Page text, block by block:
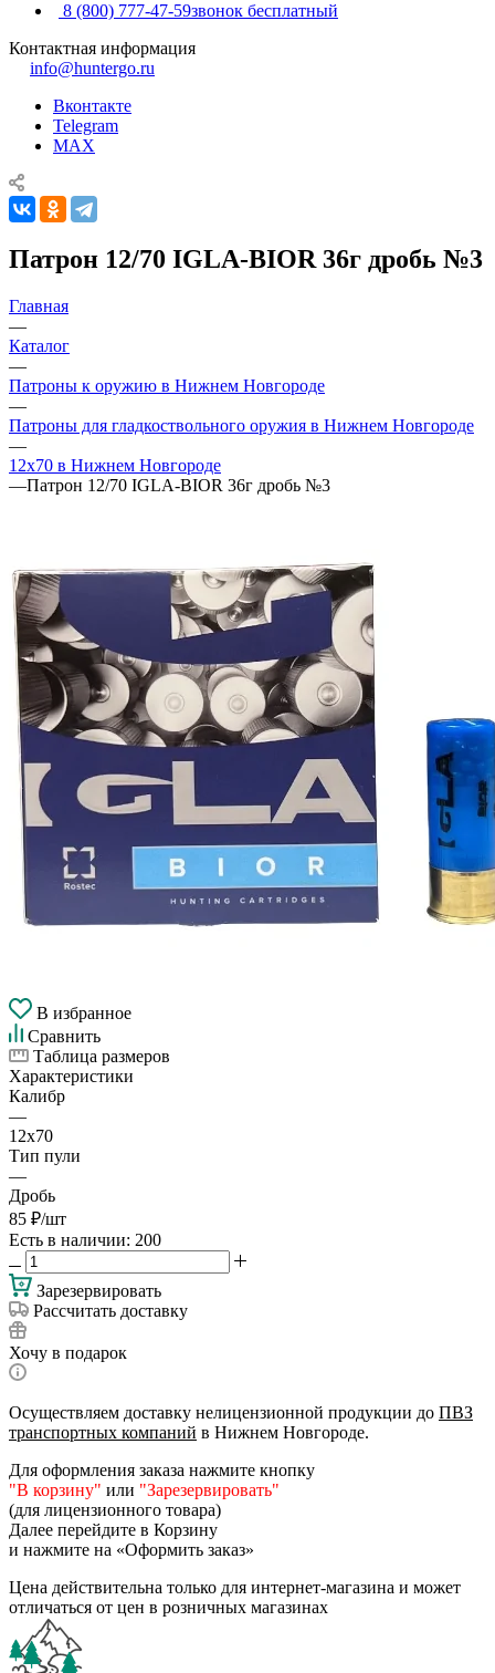
8 (800) 777-47-59звонок бесплатный
Контактная информация
info@huntergo.ru
Вконтакте
Telegram
MAX
Патрон 12/70 IGLA-BIOR 36г дробь №3
Главная
—
Каталог
—
Патроны к оружию в Нижнем Новгороде
—
Патроны для гладкоствольного оружия в Нижнем Новгороде
—
12х70 в Нижнем Новгороде
—Патрон 12/70 IGLA-BIOR 36г дробь №3
В избранное
Сравнить
Таблица размеров
Характеристики
Калибр
—
12х70
Тип пули
—
Дробь
85 ₽/шт
Есть в наличии: 200
Зарезервировать
Рассчитать доставку
Хочу в подарок
Осуществляем доставку нелицензионной продукции до ПВЗ
транспортных компаний в Нижнем Новгороде.
Для оформления заказа нажмите кнопку
"В корзину" или "Зарезервировать"
(для лицензионного товара)
Далее перейдите в Корзину
и нажмите на «Оформить заказ»
Цена действительна только для интернет-магазина и может
отличаться от цен в розничных магазинах